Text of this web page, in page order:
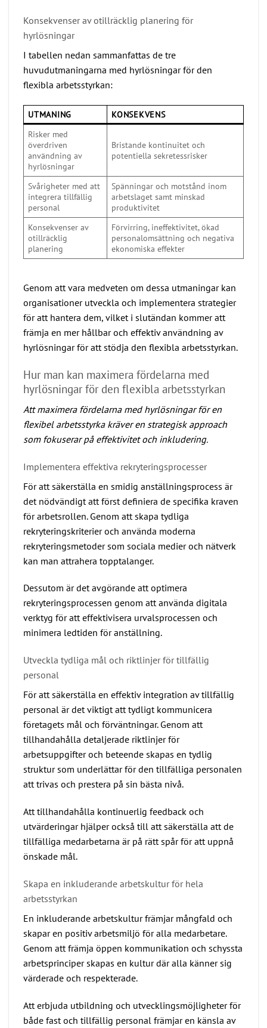
Konsekvenser av otillräcklig planering för
hyrlösningar
I tabellen nedan sammanfattas de tre
huvudutmaningarna med hyrlösningar för den
flexibla arbetsstyrkan:
UTMANING
KONSEKVENS
Risker med
överdriven
användning av
hyrlösningar
Bristande kontinuitet och
potentiella sekretessrisker
Svårigheter med att
integrera tillfällig
personal
Spänningar och motstånd inom
arbetslaget samt minskad
produktivitet
Konsekvenser av
otillräcklig
planering
Förvirring, ineffektivitet, ökad
personalomsättning och negativa
ekonomiska effekter
Genom att vara medveten om dessa utmaningar kan
organisationer utveckla och implementera strategier
för att hantera dem, vilket i slutändan kommer att
främja en mer hållbar och effektiv användning av
hyrlösningar för att stödja den flexibla arbetsstyrkan.
Hur man kan maximera fördelarna med
hyrlösningar för den flexibla arbetsstyrkan
Att maximera fördelarna med hyrlösningar för en
flexibel arbetsstyrka kräver en strategisk approach
som fokuserar på effektivitet och inkludering.
Implementera effektiva rekryteringsprocesser
För att säkerställa en smidig anställningsprocess är
det nödvändigt att först definiera de specifika kraven
för arbetsrollen. Genom att skapa tydliga
rekryteringskriterier och använda moderna
rekryteringsmetoder som sociala medier och nätverk
kan man attrahera topptalanger.
Dessutom är det avgörande att optimera
rekryteringsprocessen genom att använda digitala
verktyg för att effektivisera urvalsprocessen och
minimera ledtiden för anställning.
Utveckla tydliga mål och riktlinjer för tillfällig
personal
För att säkerställa en effektiv integration av tillfällig
personal är det viktigt att tydligt kommunicera
företagets mål och förväntningar. Genom att
tillhandahålla detaljerade riktlinjer för
arbetsuppgifter och beteende skapas en tydlig
struktur som underlättar för den tillfälliga personalen
att trivas och prestera på sin bästa nivå.
Att tillhandahålla kontinuerlig feedback och
utvärderingar hjälper också till att säkerställa att de
tillfälliga medarbetarna är på rätt spår för att uppnå
önskade mål.
Skapa en inkluderande arbetskultur för hela
arbetsstyrkan
En inkluderande arbetskultur främjar mångfald och
skapar en positiv arbetsmiljö för alla medarbetare.
Genom att främja öppen kommunikation och schyssta
arbetsprinciper skapas en kultur där alla känner sig
värderade och respekterade.
Att erbjuda utbildning och utvecklingsmöjligheter för
både fast och tillfällig personal främjar en känsla av